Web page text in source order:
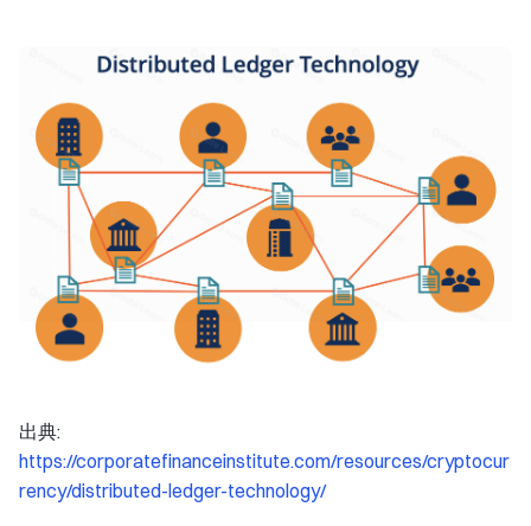
出典:
https://corporatefinanceinstitute.com/resources/cryptocur
rency/distributed-ledger-technology/